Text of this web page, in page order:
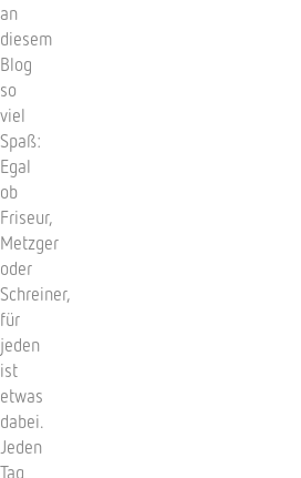
an
diesem
Blog
so
viel
Spaß:
Egal
ob
Friseur,
Metzger
oder
Schreiner,
für
jeden
ist
etwas
dabei.
Jeden
Tag